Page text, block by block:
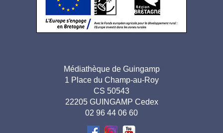
Adresse
pied de
Médiathèque de Guingamp
1 Place du Champ-au-Roy
CS 50543
22205 GUINGAMP Cedex
02 96 44 06 60